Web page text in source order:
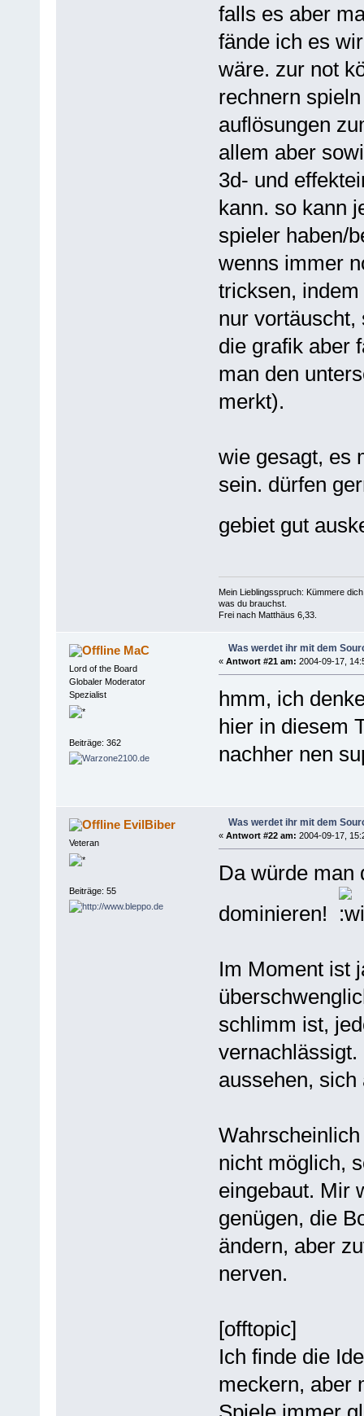
falls es aber
fände ich es
wäre. zur not
rechnern
auflösungen
allem aber
3d- und
kann. so kann
spieler haben/
wenns immer
tricksen,
nur
die grafik aber
man den
merkt).
wie gesagt, es
sein. dürfen
gebiet gut
Mein Lieblingsspruch: Kümmere
was du brauchst.
Frei nach Matthäus 6,33.
MaC
Lord of the Board
Globaler Moderator
Spezialist
Beiträge: 362
Was werdet ihr mit dem
« Antwort #21 am: 2004-09-17,
hmm, ich
hier in diesem
nachher nen
EvilBiber
Veteran
Beiträge: 55
Was werdet ihr mit dem
« Antwort #22 am: 2004-09-17,
Da würde man
dominieren!
Im Moment ist
schlimm ist,
aussehen,
nicht möglich,
eingebaut. Mir
genügen, die
ändern, aber
nerven.
[offtopic]
Ich finde die
meckern, aber